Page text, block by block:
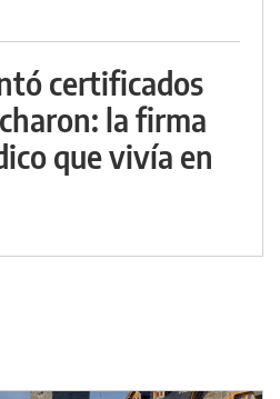
certificados
la firma
que vivía en